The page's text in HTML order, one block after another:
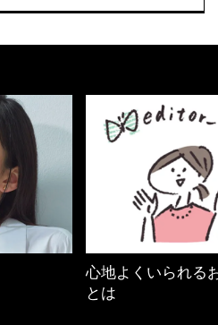
心地よくいられる
とは